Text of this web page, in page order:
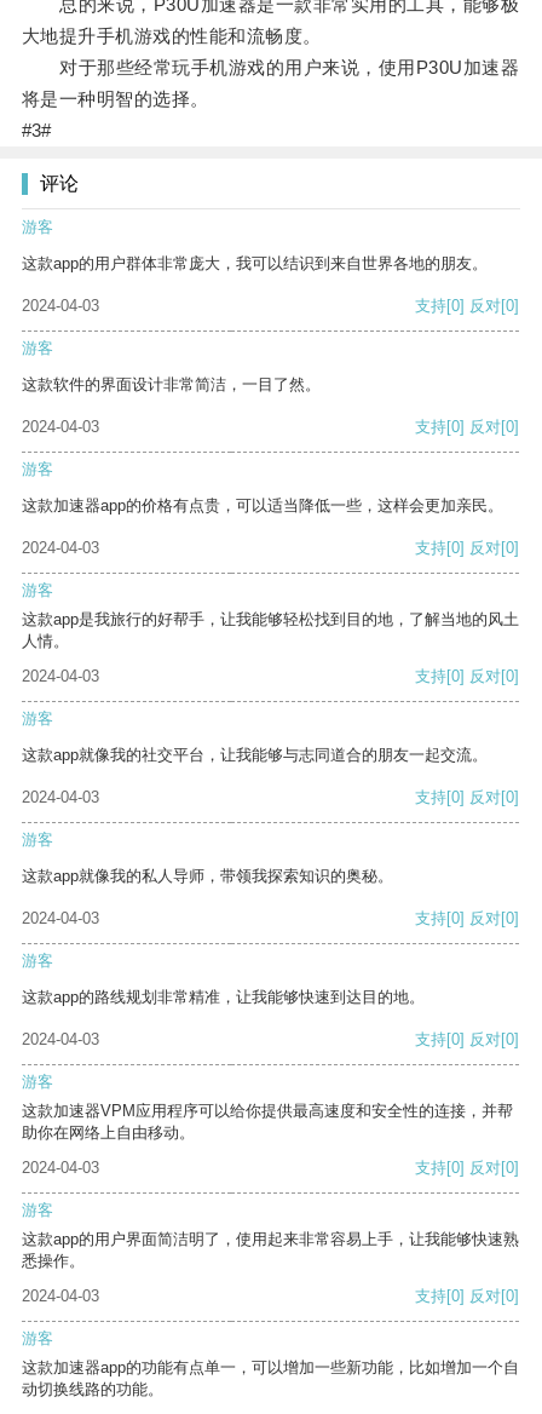
总的来说，P30U加速器是一款非常实用的工具，能够极
大地提升手机游戏的性能和流畅度。
对于那些经常玩手机游戏的用户来说，使用P30U加速器
将是一种明智的选择。
#3#
评论
游客
这款app的用户群体非常庞大，我可以结识到来自世界各地的朋友。
2024-04-03 支持[0] 反对[0]
游客
这款软件的界面设计非常简洁，一目了然。
2024-04-03 支持[0] 反对[0]
游客
这款加速器app的价格有点贵，可以适当降低一些，这样会更加亲民。
2024-04-03 支持[0] 反对[0]
游客
这款app是我旅行的好帮手，让我能够轻松找到目的地，了解当地的风土
人情。
2024-04-03
支持[0] 反对[0]
游客
这款app就像我的社交平台，让我能够与志同道合的朋友一起交流。
2024-04-03 支持[0] 反对[0]
游客
这款app就像我的私人导师，带领我探索知识的奥秘。
2024-04-03 支持[0] 反对[0]
游客
这款app的路线规划非常精准，让我能够快速到达目的地。
2024-04-03 支持[0] 反对[0]
游客
这款加速器VPM应用程序可以给你提供最高速度和安全性的连接，并帮
助你在网络上自由移动。
2024-04-03
支持[0] 反对[0]
游客
这款app的用户界面简洁明了，使用起来非常容易上手，让我能够快速熟
悉操作。
2024-04-03
支持[0] 反对[0]
游客
这款加速器app的功能有点单一，可以增加一些新功能，比如增加一个自
动切换线路的功能。